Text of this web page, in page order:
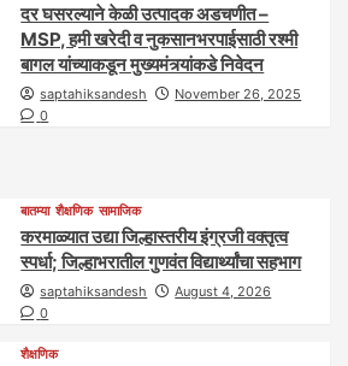
दर घसरल्याने केळी उत्पादक अडचणीत –
MSP, हमी खरेदी व नुकसानभरपाईसाठी रश्मी
बागल यांच्याकडून मुख्यमंत्र्यांकडे निवेदन
saptahiksandesh
November 26, 2025
0
बातम्या शैक्षणिक सामाजिक
करमाळ्यात उद्या जिल्हास्तरीय इंग्रजी वक्तृत्व
स्पर्धा; जिल्हाभरातील गुणवंत विद्यार्थ्यांचा सहभाग
saptahiksandesh
August 4, 2026
0
शैक्षणिक